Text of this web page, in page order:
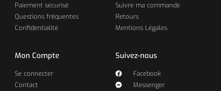
Paiement sécurisé
Questions fréquentes
Confidentialité
Suivre ma commande
Retours
Mentions Légales
Mon Compte
Se connecter
Contact
Suivez-nous
Facebook
Messenger